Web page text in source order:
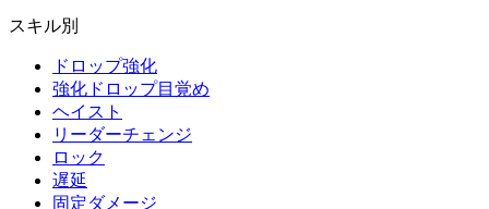
スキル別
ドロップ強化
強化ドロップ目覚め
ヘイスト
リーダーチェンジ
ロック
遅延
固定ダメージ